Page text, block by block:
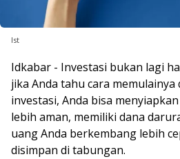
Ist
Idkabar - Investasi bukan lagi
jika Anda tahu cara
investasi, Anda bisa
lebih aman, memiliki dana
uang Anda berkembang lebih
disimpan di tabungan.